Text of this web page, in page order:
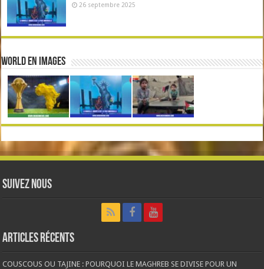
26 septembre 2025
World en Images
Suivez nous
Articles récents
COUSCOUS OU TAJINE : POURQUOI LE MAGHREB SE DIVISE POUR UN